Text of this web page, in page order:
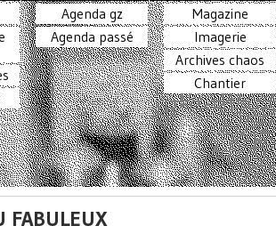
Agenda gz
Agenda passé
Magazine
Imagerie
Archives chaos
Chantier
FABULEUX